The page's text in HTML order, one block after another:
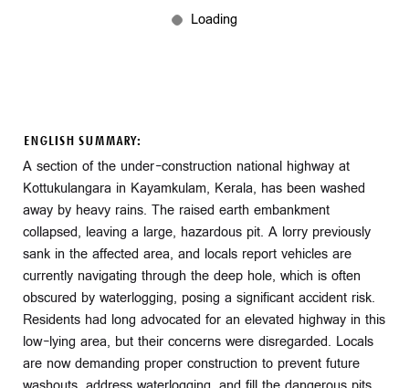
ENGLISH SUMMARY:
A section of the under-construction national highway at
Kottukulangara in Kayamkulam, Kerala, has been washed
away by heavy rains. The raised earth embankment
collapsed, leaving a large, hazardous pit. A lorry previously
sank in the affected area, and locals report vehicles are
currently navigating through the deep hole, which is often
obscured by waterlogging, posing a significant accident risk.
Residents had long advocated for an elevated highway in this
low-lying area, but their concerns were disregarded. Locals
are now demanding proper construction to prevent future